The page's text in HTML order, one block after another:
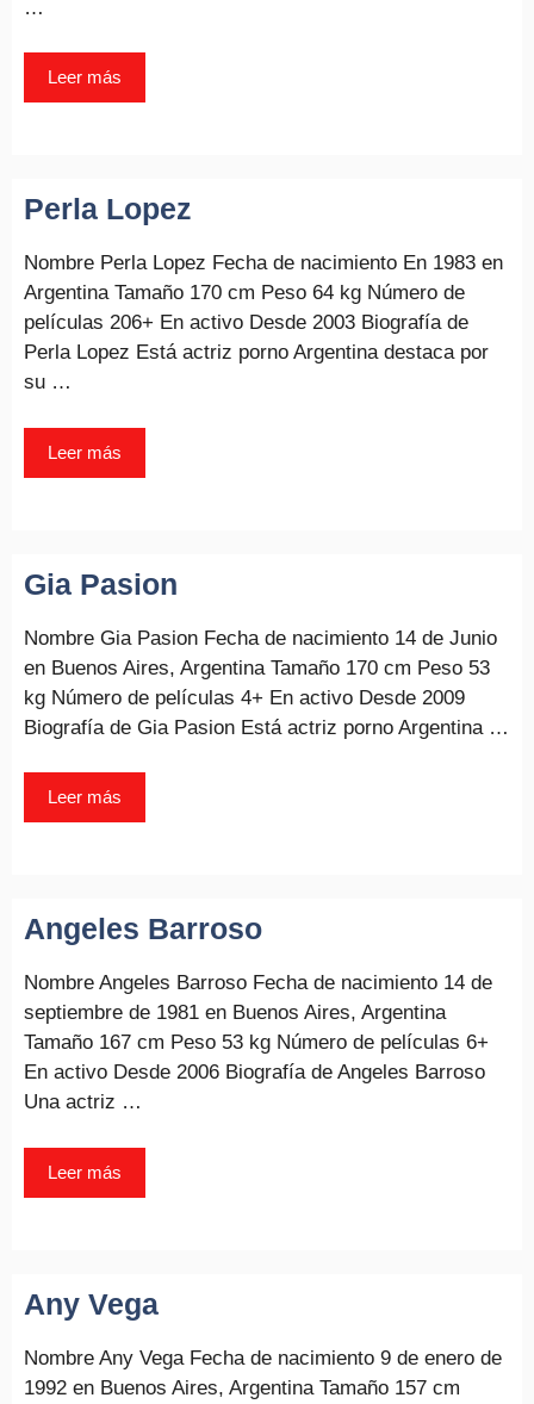
…
Leer más
Perla Lopez
Nombre Perla Lopez Fecha de nacimiento En 1983 en
Argentina Tamaño 170 cm Peso 64 kg Número de
películas 206+ En activo Desde 2003 Biografía de
Perla Lopez Está actriz porno Argentina destaca por
su …
Leer más
Gia Pasion
Nombre Gia Pasion Fecha de nacimiento 14 de Junio
en Buenos Aires, Argentina Tamaño 170 cm Peso 53
kg Número de películas 4+ En activo Desde 2009
Biografía de Gia Pasion Está actriz porno Argentina …
Leer más
Angeles Barroso
Nombre Angeles Barroso Fecha de nacimiento 14 de
septiembre de 1981 en Buenos Aires, Argentina
Tamaño 167 cm Peso 53 kg Número de películas 6+
En activo Desde 2006 Biografía de Angeles Barroso
Una actriz …
Leer más
Any Vega
Nombre Any Vega Fecha de nacimiento 9 de enero de
1992 en Buenos Aires, Argentina Tamaño 157 cm